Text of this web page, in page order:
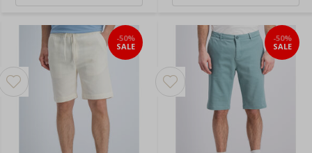
-50%
SALE
-50%
SALE